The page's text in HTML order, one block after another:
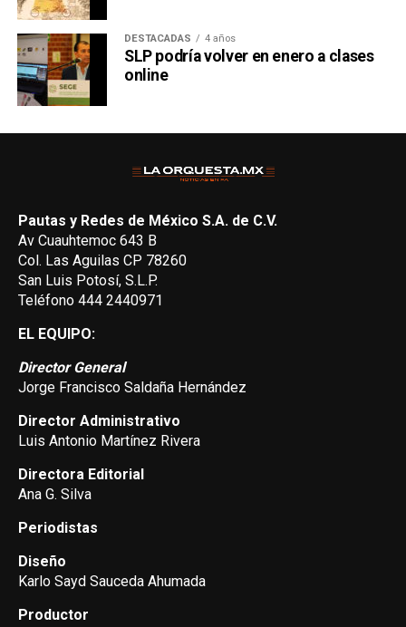
DESTACADAS 4 años
SLP podría volver en enero a clases
online
Pautas y Redes de México S.A. de C.V.
Av Cuauhtemoc 643 B
Col. Las Aguilas CP 78260
San Luis Potosí, S.L.P.
Teléfono 444 2440971
EL EQUIPO:
Director General
Jorge Francisco Saldaña Hernández
Director Administrativo
Luis Antonio Martínez Rivera
Directora Editorial
Ana G. Silva
Periodistas
Diseño
Karlo Sayd Sauceda Ahumada
Productor